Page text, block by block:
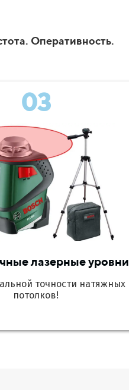
Оперативность.
03
лазерные уровни
точности натяжных
потолков!